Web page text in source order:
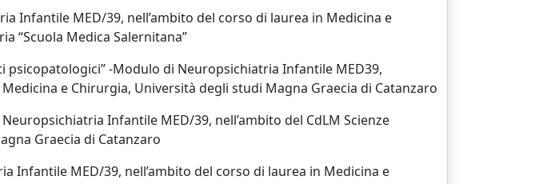
Infantile MED/39, nell’ambito del corso di laurea in Medicina e
“Scuola Medica Salernitana”
-Modulo di Neuropsichiatria Infantile MED39,
e Chirurgia, Università degli studi Magna Graecia di Catanzaro
Infantile MED/39, nell’ambito del CdLM Scienze
Graecia di Catanzaro
Infantile MED/39, nell’ambito del corso di laurea in Medicina e